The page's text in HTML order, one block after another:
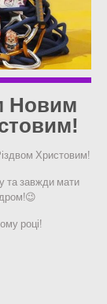
Новим
Христовим!
та завжди мати
😉
році!